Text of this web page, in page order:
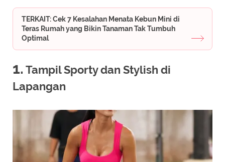
TERKAIT: Cek 7 Kesalahan Menata Kebun Mini di
Teras Rumah yang Bikin Tanaman Tak Tumbuh
Optimal
1. Tampil Sporty dan Stylish di
Lapangan